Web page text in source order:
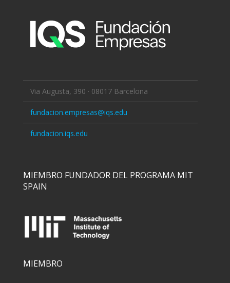
Via Augusta, 390 · 08017 Barcelona
fundacion.empresas@iqs.edu
fundacion.iqs.edu
MIEMBRO FUNDADOR DEL PROGRAMA MIT
SPAIN
MIEMBRO